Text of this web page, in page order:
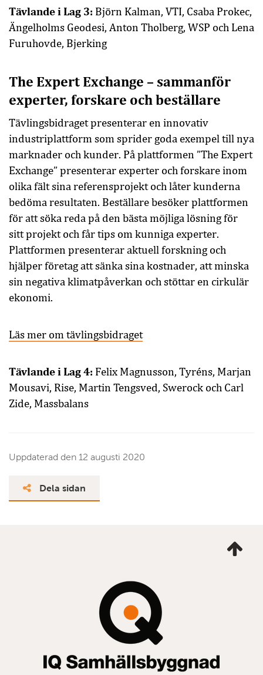
Tävlande i Lag 3: Björn Kalman, VTI, Csaba Prokec,
Ängelholms Geodesi, Anton Tholberg, WSP och Lena
Furuhovde, Bjerking
The Expert Exchange – sammanför
experter, forskare och beställare
Tävlingsbidraget presenterar en innovativ
industriplattform som sprider goda exempel till nya
marknader och kunder. På plattformen ”The Expert
Exchange” presenterar experter och forskare inom
olika fält sina referensprojekt och låter kunderna
bedöma resultaten. Beställare besöker plattformen
för att söka reda på den bästa möjliga lösning för
sitt projekt och får tips om kunniga experter.
Plattformen presenterar aktuell forskning och
hjälper företag att sänka sina kostnader, att minska
sin negativa klimatpåverkan och stöttar en cirkulär
ekonomi.
Läs mer om tävlingsbidraget
Tävlande i Lag 4: Felix Magnusson, Tyréns, Marjan
Mousavi, Rise, Martin Tengsved, Swerock och Carl
Zide, Massbalans
Uppdaterad den 12 augusti 2020
Dela sidan
mig